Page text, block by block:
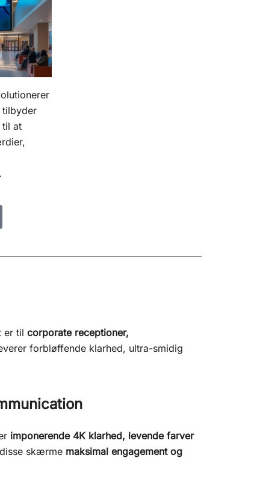
tilbyder
til at
er til corporate receptioner,
forbløffende klarhed, ultra-smidig
imponerende 4K klarhed, levende farver
skærme maksimal engagement og